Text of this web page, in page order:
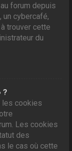
forum depuis
un cybercafé,
trouver cette
du
?
les cookies
Les cookies
des
le cas où cette